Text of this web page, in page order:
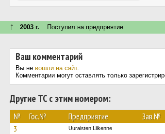
↑ 2003 г. Поступил на предприятие
Ваш комментарий
Вы не вошли на сайт.
Комментарии могут оставлять только
Другие ТС с этим номером:
№ Гос.№ Предприятие Зав.№
3 Uuraisten Liikenne